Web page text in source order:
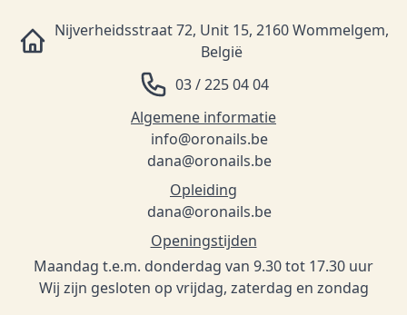
Nijverheidsstraat 72, Unit 15, 2160 Wommelgem,
België
03 / 225 04 04
Algemene informatie
info@oronails.be
dana@oronails.be
Opleiding
dana@oronails.be
Openingstijden
Maandag t.e.m. donderdag van 9.30 tot 17.30 uur
Wij zijn gesloten op vrijdag, zaterdag en zondag